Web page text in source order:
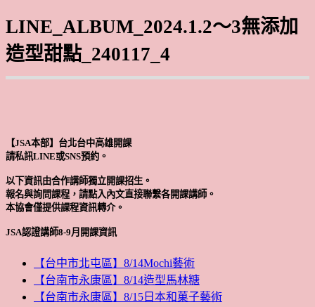
LINE_ALBUM_2024.1.2～3無添加
造型甜點_240117_4
【JSA本部】台北台中高雄開課
請私訊LINE或SNS預約。
以下資訊由合作講師獨立開課招生。
報名與詢問課程，請點入內文直接聯繫各開課講師。
本協會僅提供課程資訊轉介。
JSA認證講師8-9月開課資訊
【台中市北屯區】8/14Mochi藝術
【台南市永康區】8/14造型馬林糖
【台南市永康區】8/15日本和菓子藝術